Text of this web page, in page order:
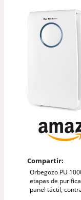
Compartir:
Orbegozo PU
etapas de
panel táctil,